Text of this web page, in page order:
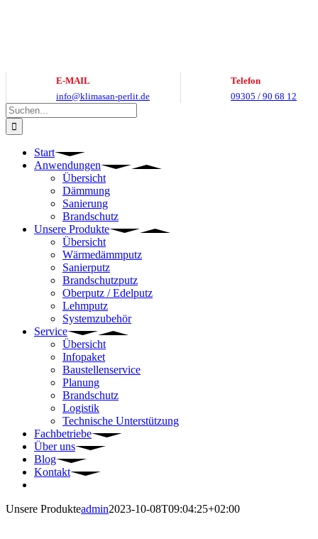
E-MAIL
info@klimasan-perlit.de
Telefon
09305 / 90 68 12
Suche
nach:
Start
Anwendungen
Übersicht
Dämmung
Sanierung
Brandschutz
Unsere Produkte
Übersicht
Wärmedämmputz
Sanierputz
Brandschutzputz
Oberputz / Edelputz
Lehmputz
Systemzubehör
Service
Übersicht
Infopaket
Baustellenservice
Planung
Brandschutz
Logistik
Technische Unterstützung
Fachbetriebe
Über uns
Blog
Kontakt
Unsere Produkteadmin2023-10-08T09:04:25+02:00